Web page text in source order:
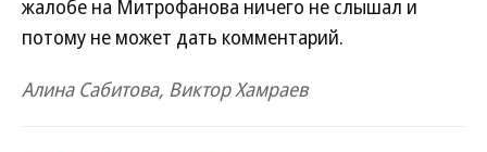
жалобе на Митрофанова ничего не слышал и
потому не может дать комментарий.
Алина Сабитова, Виктор Хамраев